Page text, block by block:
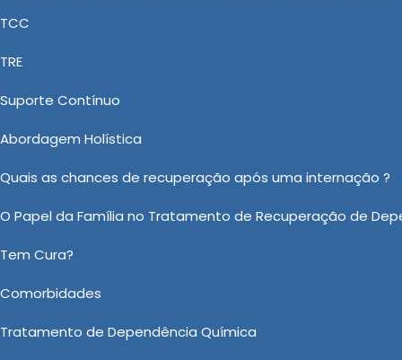
TCC
TRE
Suporte Contínuo
Abordagem Holística
Quais as chances de recuperação após uma internação ?
O Papel da Família no Tratamento de Recuperação de
Tem Cura?
Comorbidades
Tratamento de Dependência Química
presentes no mercado, a New New Clinica Vida Nova
assessoria em Tratamento Involuntário
Dependentes Quimicos, Internação Psiquiátrica
com excelentes ferramentas e ótimos
Tratamento Involuntário Dependencia Quimica em